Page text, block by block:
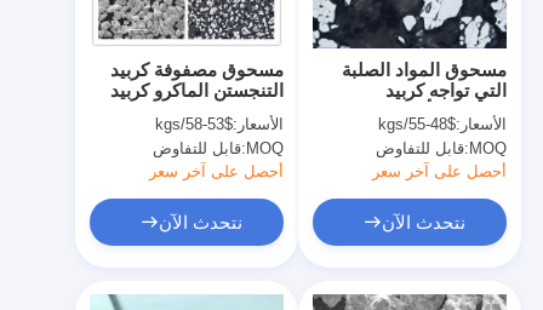
مسحوق مصفوفة كربيد
التنجستن الماكرو كربيد
التنجستن لقم الثقب
PDC
الأسعار:$53-58/kgs
MOQ: قابل للتفاوض
أحصل على آخر سعر
نتحدث الآن
مسحوق المواد الصلبة
التي تواجه كربيد
التنجستن أحادية متفحمة
بالكامل
الأسعار:$48-55/kgs
MOQ: قابل للتفاوض
أحصل على آخر سعر
نتحدث الآن